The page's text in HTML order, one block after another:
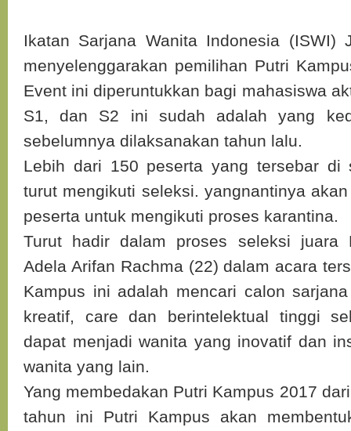
Ikatan Sarjana Wanita Indonesia (ISWI)
menyelenggarakan pemilihan Putri
Event ini diperuntukkan bagi mahasiswa
S1, dan S2 ini sudah adalah yang
sebelumnya dilaksanakan tahun lalu.
Lebih dari 150 peserta yang tersebar di
turut mengikuti seleksi. yangnantinya
peserta untuk mengikuti proses karantina.
Turut hadir dalam proses seleksi juara
Adela Arifan Rachma (22) dalam acara
Kampus ini adalah mencari calon
kreatif, care dan berintelektual tinggi
dapat menjadi wanita yang inovatif dan
wanita yang lain.
Yang membedakan Putri Kampus 2017
tahun ini Putri Kampus akan